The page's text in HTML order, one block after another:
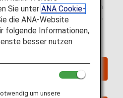
Abflughafen an, der mit einem
Bordservice fortgesetzt wird,
auf Ihren weiteren Weg
Sie unter ANA Cookie-
die ANA-Website
folgende Informationen,
besser nutzen
um unsere